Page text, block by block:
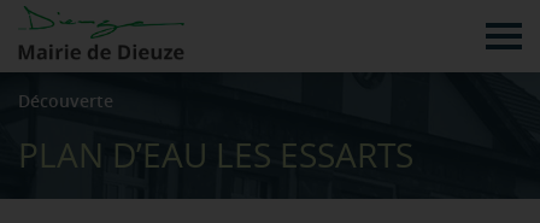
Découverte
PLAN D’EAU LES ESSARTS